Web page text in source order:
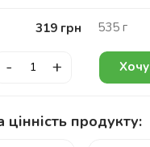
319 грн 535 г
- + Хочу
цінність продукту: